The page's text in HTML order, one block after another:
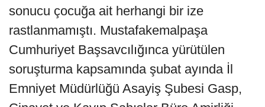
sonucu çocuğa ait herhangi bir ize
rastlanmamıştı. Mustafakemalpaşa
Cumhuriyet Başsavcılığınca yürütülen
soruşturma kapsamında şubat ayında İl
Emniyet Müdürlüğü Asayiş Şubesi Gasp,